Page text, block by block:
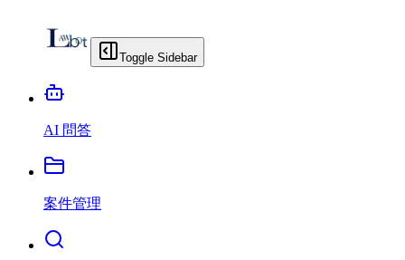
Toggle Sidebar
AI 問答
案件管理